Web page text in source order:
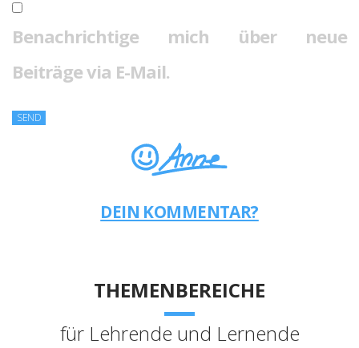
Benachrichtige mich über neue
Beiträge via E-Mail.
DEIN KOMMENTAR?
THEMENBEREICHE
für Lehrende und Lernende